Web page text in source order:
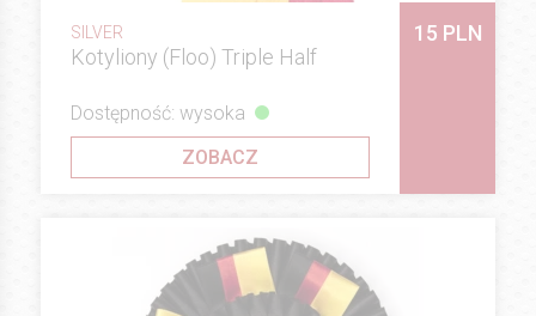
SILVER
Kotyliony (Floo) Triple Half
15 PLN
Dostępność: wysoka
ZOBACZ